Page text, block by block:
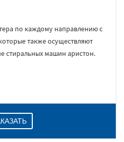
по каждому направлению с
также осуществляют
стиральных машин аристон.